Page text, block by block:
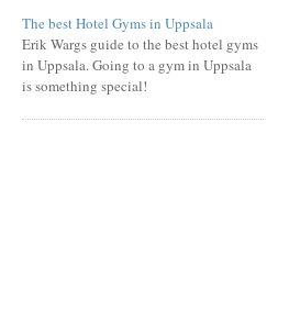
The best Hotel Gyms in Uppsala
Erik Wargs guide to the best hotel gyms
in Uppsala. Going to a gym in Uppsala
is something special!